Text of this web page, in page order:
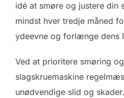
idé at smøre og justere din
mindst hver tredje måned
ydeevne og forlænge dens
Ved at prioritere smøring
slagskruemaskine
unødvendige slid og